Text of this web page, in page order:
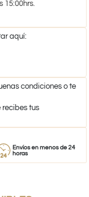
15:00hrs.
aquí:
condiciones o te
recibes tus
Envíos en menos de 24
horas